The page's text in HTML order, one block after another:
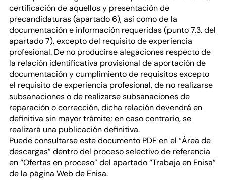
certificación de aquellos y presentación de
precandidaturas (apartado 6), así como de la
documentación e información requeridas (punto 7.3. del
apartado 7), excepto del requisito de experiencia
profesional. De no producirse alegaciones respecto de
la relación identificativa provisional de aportación de
documentación y cumplimiento de requisitos excepto
el requisito de experiencia profesional, de no realizarse
subsanaciones o de realizarse subsanaciones de
reparación o corrección, dicha relación devendrá en
definitiva sin mayor trámite; en caso contrario, se
realizará una publicación definitiva.
Puede consultarse este documento PDF en el “Área de
descargas” dentro del proceso selectivo de referencia
en “Ofertas en proceso” del apartado “Trabaja en Enisa”
de la página Web de Enisa.